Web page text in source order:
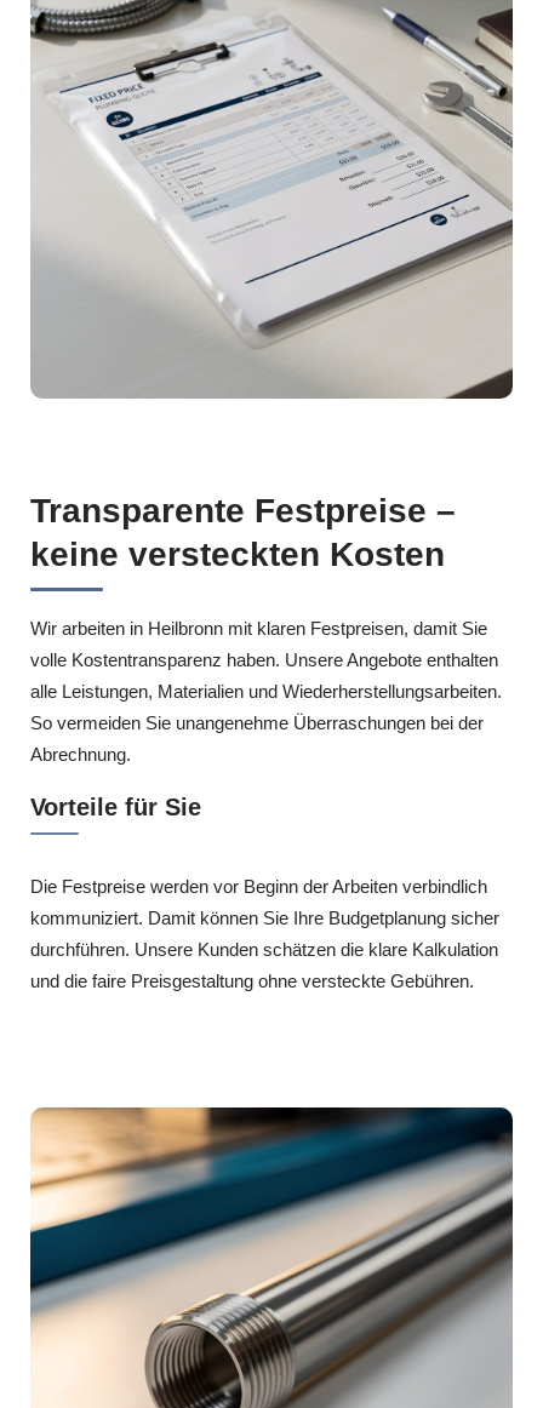
Transparente Festpreise –
keine versteckten Kosten
Wir arbeiten in Heilbronn mit klaren Festpreisen, damit Sie
volle Kostentransparenz haben. Unsere Angebote enthalten
alle Leistungen, Materialien und Wiederherstellungsarbeiten.
So vermeiden Sie unangenehme Überraschungen bei der
Abrechnung.
Vorteile für Sie
Die Festpreise werden vor Beginn der Arbeiten verbindlich
kommuniziert. Damit können Sie Ihre Budgetplanung sicher
durchführen. Unsere Kunden schätzen die klare Kalkulation
und die faire Preisgestaltung ohne versteckte Gebühren.